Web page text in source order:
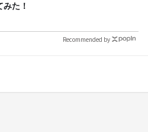
みた！
Recommended by